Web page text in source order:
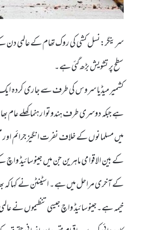
سرینگر:نسل کشی کی روک تھام کے عالمی دن
سطح پر تشویش بڑھ گئی ہے۔
کشمیر میڈیا سروس کی طرف سے جاری کردہ ایک
ہے جبکہ دوسری طرف ہندوتوا رہنما کھلے
میں مسلمانوں کے خلاف نفرت انگیز جرائم
کے بین الاقوامی ماہرین جن میں جینوسائیڈ واچ
کے آخری مراحل میں ہے۔ اسٹینٹن نے کہا کہ
خیمہ ہے۔جینوسائیڈ واچ جیسی تنظیموں نے